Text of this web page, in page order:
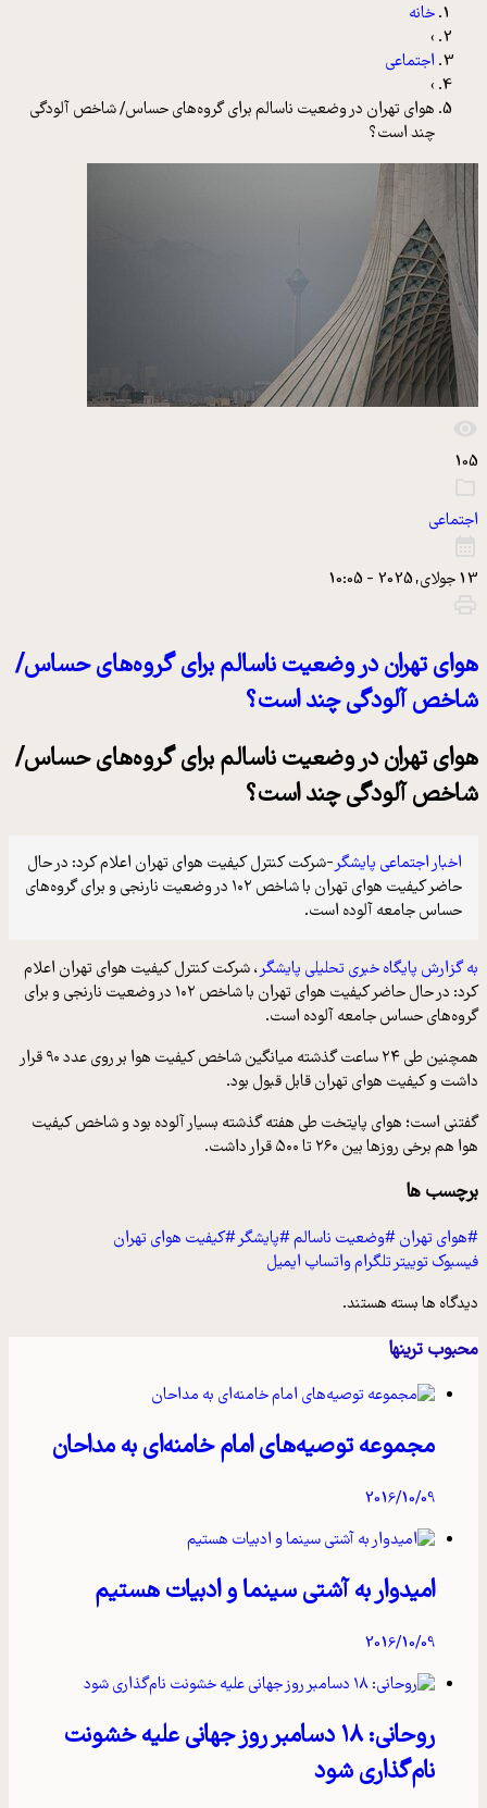
خانه
›
اجتماعی
›
هوای تهران در وضعیت ناسالم برای گروه‌های حساس/ شاخص آلودگی
چند است؟
105
اجتماعی
13 جولای, 2025 - 10:05
هوای تهران در وضعیت ناسالم برای گروه‌های حساس/
شاخص آلودگی چند است؟
هوای تهران در وضعیت ناسالم برای گروه‌های حساس/
شاخص آلودگی چند است؟
اخبار اجتماعی پایشگر-شرکت کنترل کیفیت هوای تهران اعلام کرد: در حال
حاضر کیفیت هوای تهران با شاخص ۱۰۲ در وضعیت نارنجی و برای گروه‌های
حساس جامعه آلوده است.
به گزارش پایگاه خبری تحلیلی پایشگر، شرکت کنترل کیفیت هوای تهران اعلام
کرد: در حال حاضر کیفیت هوای تهران با شاخص ۱۰۲ در وضعیت نارنجی و برای
گروه‌های حساس جامعه آلوده است.
همچنین طی ۲۴ ساعت گذشته میانگین شاخص کیفیت هوا بر روی عدد ۹۰ قرار
داشت و کیفیت هوای تهران قابل قبول بود.
گفتنی است؛ هوای پایتخت طی هفته گذشته بسیار آلوده بود و شاخص کیفیت
هوا هم برخی روزها بین ۲۶۰ تا ۵۰۰ قرار داشت.
برچسب ها
#هوای تهران#وضعیت ناسالم#پایشگر#کیفیت هوای تهران
فیسبوک توییترتلگرامواتساپ ایمیل
دیدگاه ها بسته هستند.
محبوب ترینها
مجموعه توصیه‌های امام خامنه‌ای به مداحان
2016/10/09
امیدوار به آشتی سینما و ادبیات هستیم
2016/10/09
روحانی: ۱۸ دسامبر روز جهانی علیه خشونت
نام‌گذاری شود